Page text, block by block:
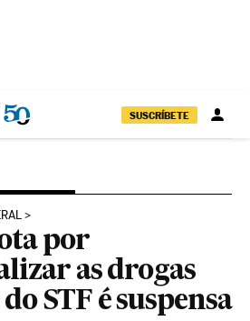
SUSCRÍBETE
por
as drogas
STF é suspensa